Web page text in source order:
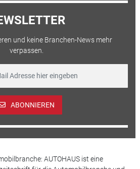
und keine Branchen-News mehr
verpassen.
ABONNIEREN
AUTOHAUS ist eine